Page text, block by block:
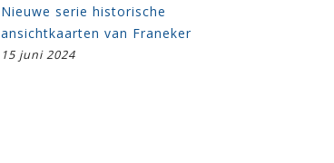
Nieuwe serie historische
ansichtkaarten van Franeker
15 juni 2024